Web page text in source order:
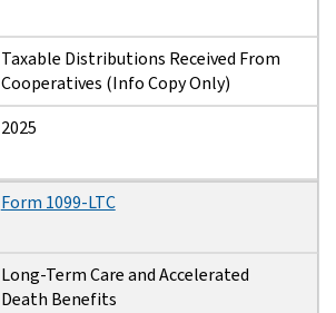
Taxable Distributions Received From
Cooperatives (Info Copy Only)
2025
Form 1099-LTC
Long-Term Care and Accelerated
Death Benefits